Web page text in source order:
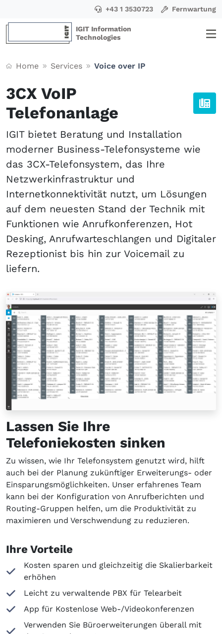
+43 1 3530723 Fernwartung
IGIT Information
Technologies
Home Services Voice over IP
3CX VoIP
Telefonanlage
IGIT bietet Beratung und Installation
moderner Business-Telefonsysteme wie
das 3CX-Telefonsystem, das Ihre
Netzwerkinfrastruktur und
Internetkonnektivität nutzt, um Lösungen
auf dem neuesten Stand der Technik mit
Funktionen wie Anrufkonferenzen, Hot
Desking, Anrufwarteschlangen und Digitaler
Rezeptionist bis hin zur Voicemail zu
liefern.
Lassen Sie Ihre
Telefoniekosten sinken
Zu wissen, wie Ihr Telefonsystem genutzt wird, hilft
auch bei der Planung zukünftiger Erweiterungs- oder
Einsparungsmöglichkeiten. Unser erfahrenes Team
kann bei der Konfiguration von Anrufberichten und
Routing-Gruppen helfen, um die Produktivität zu
maximieren und Verschwendung zu reduzieren.
Ihre Vorteile
Kosten sparen und gleichzeitig die Skalierbarkeit
erhöhen
Leicht zu verwaltende PBX für Telearbeit
App für Kostenlose Web-/Videokonferenzen
Verwenden Sie Büroerweiterungen überall mit